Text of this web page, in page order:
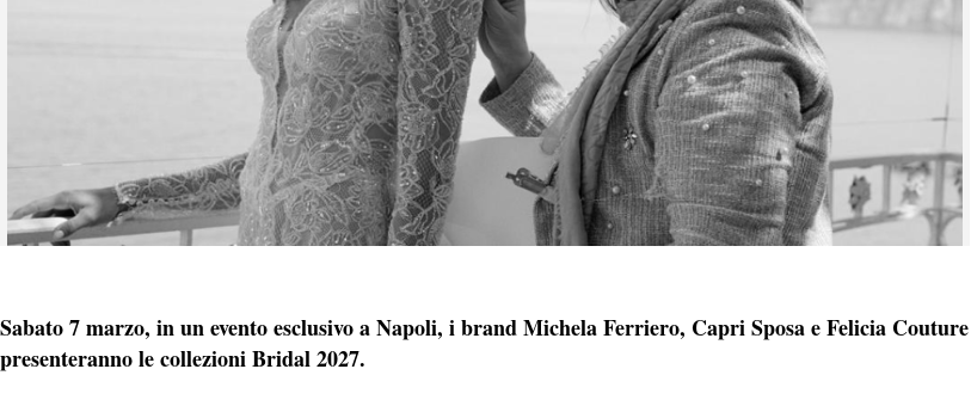
Sabato 7 marzo, in un evento esclusivo a Napoli, i brand Michela Ferriero, Capri Sposa e Felicia Couture
presenteranno le collezioni Bridal 2027.